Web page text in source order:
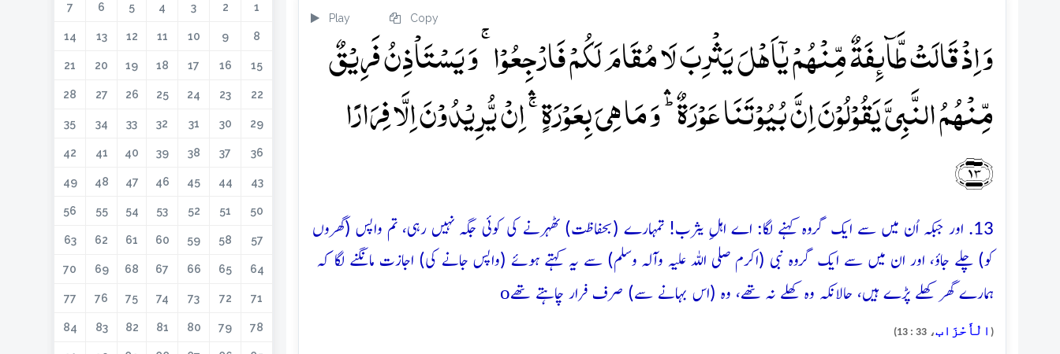
Play Copy
وَ اِذۡ قَالَتۡ طَّآئِفَۃٌ مِّنۡہُمۡ یٰۤاَہۡلَ یَثۡرِبَ لَا مُقَامَ لَکُمۡ فَارۡجِعُوۡا ۚ وَ یَسۡتَاۡذِنُ فَرِیۡقٌ
مِّنۡہُمُ النَّبِیَّ یَقُوۡلُوۡنَ اِنَّ بُیُوۡتَنَا عَوۡرَۃٌ ؕۛ وَ مَا ہِیَ بِعَوۡرَۃٍ ۚۛ اِنۡ یُّرِیۡدُوۡنَ اِلَّا فِرَارًا
﴿۱۳﴾
13. اور جبکہ اُن میں سے ایک گروہ کہنے لگا: اے اہلِ یثرب! تمہارے (بحفاظت) ٹھہرنے کی کوئی جگہ نہیں رہی، تم واپس (گھروں
کو) چلے جاؤ، اور ان میں سے ایک گروہ نبی (اکرم صلی اللہ علیہ وآلہ وسلم) سے یہ کہتے ہوئے (واپس جانے کی) اجازت مانگنے لگا کہ
ہمارے گھر کھلے پڑے ہیں، حالانکہ وہ کھلے نہ تھے، وہ (اس بہانے سے) صرف فرار چاہتے تھےo
( الْأَحْزَاب، 33 : 13)
1
2
3
4
5
6
7
8
9
10
11
12
13
14
15
16
17
18
19
20
21
22
23
24
25
26
27
28
29
30
31
32
33
34
35
36
37
38
39
40
41
42
43
44
45
46
47
48
49
50
51
52
53
54
55
56
57
58
59
60
61
62
63
64
65
66
67
68
69
70
71
72
73
74
75
76
77
78
79
80
81
82
83
84